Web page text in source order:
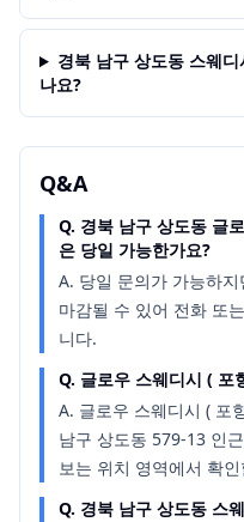
경북 남구 상도동 스웨
나요?
Q&A
Q. 경북 남구 상도동 글
은 당일 가능한가요?
A. 당일 문의가 가능하
마감될 수 있어 전화 또
니다.
Q. 글로우 스웨디시 ( 포
A. 글로우 스웨디시 ( 포
남구 상도동 579-13 인
보는 위치 영역에서 확
Q. 경북 남구 상도동 스